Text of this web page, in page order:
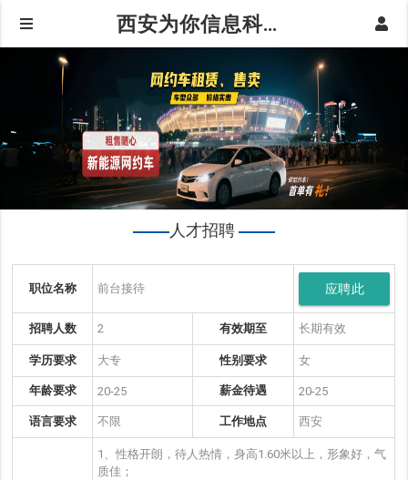
西安为你信息科技有限公司|人才招聘
人才招聘
职位名称 前台接待 应聘此
岗位
招聘人数 2 有效期至 长期有效
学历要求 大专 性别要求 女
年龄要求 20-25 薪金待遇 20-25
语言要求 不限 工作地点 西安
1、性格开朗，待人热情，身高1.60米以上，形象好，气
质佳；